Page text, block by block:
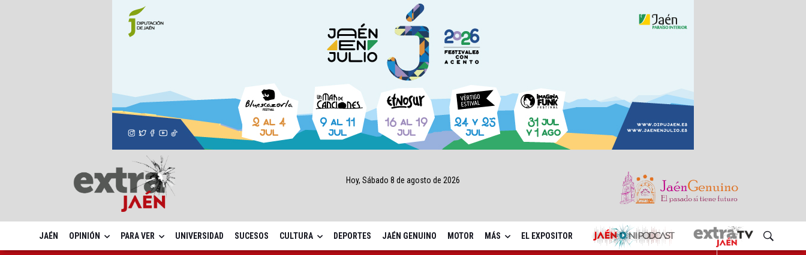
Hoy, Sábado 8 de agosto de 2026
JAÉN OPINIÓN PARA VER UNIVERSIDAD SUCESOS CULTURA DEPORTES JAÉN GENUINO MOTOR MÁS EL EXPOSITOR